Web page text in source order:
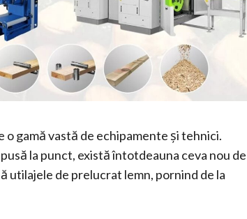
gamă vastă de echipamente și tehnici.
la punct, există întotdeauna ceva nou de
utilajele de prelucrat lemn, pornind de la